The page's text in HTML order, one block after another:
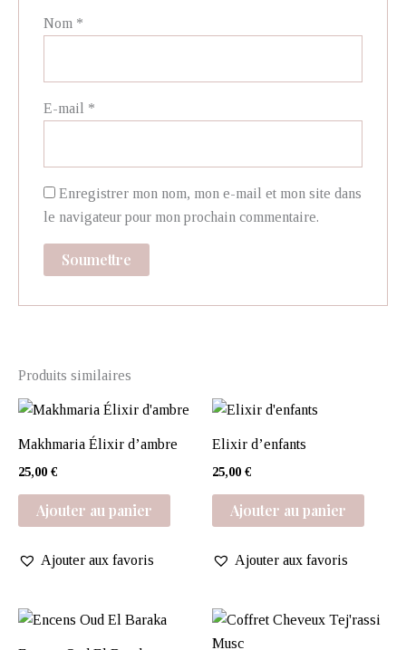
Nom *
E-mail *
Enregistrer mon nom, mon e-mail et mon site dans
le navigateur pour mon prochain commentaire.
Produits similaires
Makhmaria Élixir d’ambre
25,00 €
Ajouter au panier
Ajouter aux favoris
Elixir d’enfants
25,00 €
Ajouter au panier
Ajouter aux favoris